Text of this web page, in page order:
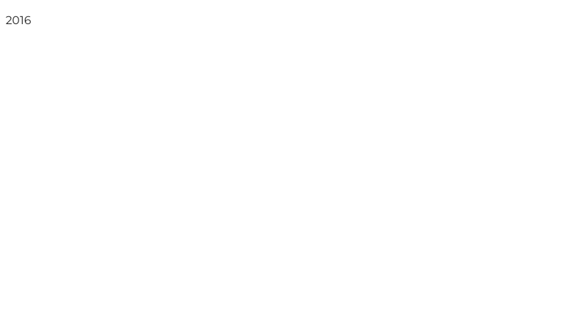
2016